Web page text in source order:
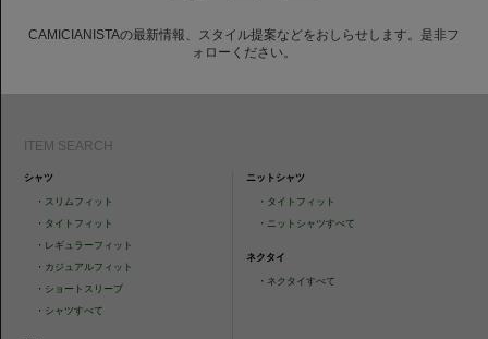
CAMICIANISTAの最新情報、スタイル提案などをおしらせします。是非フ
ォローください。
ITEM SEARCH
シャツ
・ スリムフィット
・ タイトフィット
・ レギュラーフィット
・ カジュアルフィット
・ ショートスリーブ
・ シャツすべて
ニットシャツ
・ タイトフィット
・ ニットシャツすべて
ネクタイ
・ ネクタイすべて